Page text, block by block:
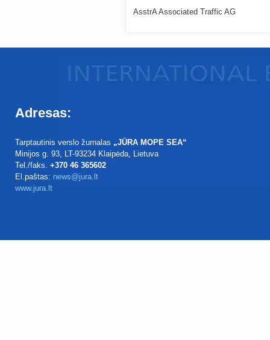
AsstrA Associated Traffic AG
Adresas:
Tarptautinis verslo žurnalas „JŪRA MOPE SEA“
Minijos g. 93, LT-93234 Klaipėda, Lietuva
Tel./faks. +370 46 365602
El.paštas: news@jura.lt
www.jura.lt